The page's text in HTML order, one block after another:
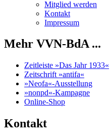
Mitglied werden
Kontakt
Impressum
Mehr VVN-BdA ...
Zeitleiste »Das Jahr 1933«
Zeitschrift »antifa«
»Neofa«-Ausstellung
»nonpd«-Kampagne
Online-Shop
Kontakt